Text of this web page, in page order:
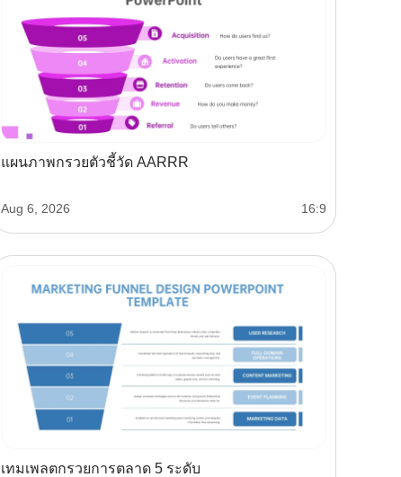
แผนภาพกรวยตัวชี้วัด AARRR
Aug 6, 2026 16:9
เทมเพลตกรวยการตลาด 5 ระดับ